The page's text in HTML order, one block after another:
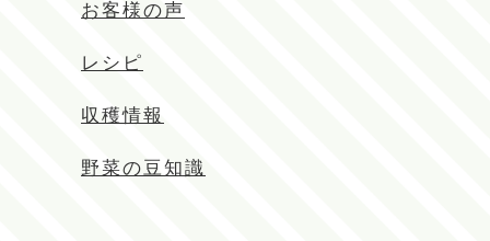
お客様の声
レシピ
収穫情報
野菜の豆知識